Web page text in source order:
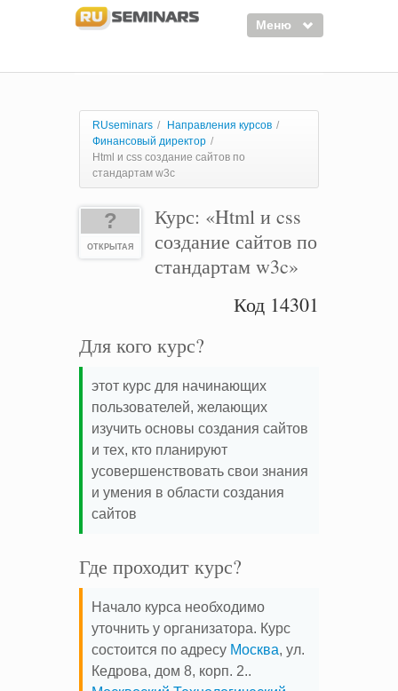
Меню
Курсы
Тренинги
Организаторы
Лектора
Войти
RUseminars / Направления курсов /
Финансовый директор /
Html и css создание сайтов по
стандартам w3c
?
ОТКРЫТАЯ
Курс: «Html и css
создание сайтов по
стандартам w3c»
Код 14301
Для кого курс?
этот курс для начинающих
пользователей, желающих
изучить основы создания сайтов
и тех, кто планируют
усовершенствовать свои знания
и умения в области создания
сайтов
Где проходит курс?
Начало курса необходимо
уточнить у организатора. Курс
состоится по адресу Москва, ул.
Кедрова, дом 8, корп. 2..